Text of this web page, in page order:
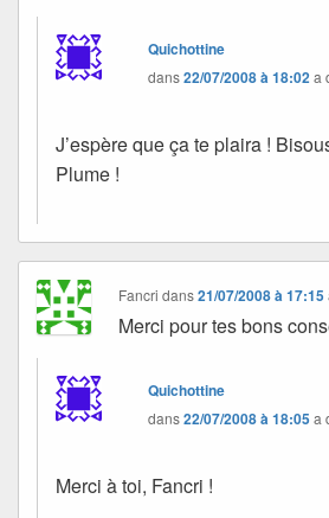
Quichottine
dans22/07/2008 à 18:02a
J’espère que ça te plaira !
Plume !
Fancri dans21/07/2008 à 17:15
Merci pour tes bons
Quichottine
dans22/07/2008 à 18:05a
Merci à toi, Fancri !